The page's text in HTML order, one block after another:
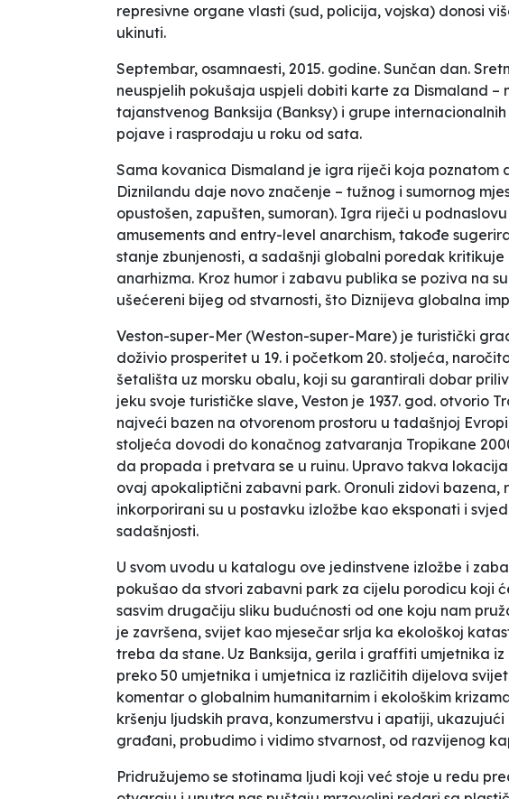
represivne organe vlasti (sud, policija, vojska) donosi
ukinuti.
Septembar, osamnaesti, 2015. godine. Sun­čan dan.
neuspjelih pokušaja uspjeli dobiti karte za Dismaland –
tajanstvenog Banksija (Banksy) i grupe
pojave i rasprodaju u roku od sata.
Sama kovanica Dismaland je igra riječi koja poznatom
Diznilandu daje novo značenje – tužnog i sumornog
opustošen, zapušten, sumoran). Igra riječi u podnaslovu
amusements and entry-level anarchism, takođe
stanje zbunjenosti, a sadašnji globalni poredak
anarhizma. Kroz humor i zabavu publika se poziva na
ušećereni bijeg od stvarnosti, što Diznijeva globalna
Veston-super-Mer (Weston-super-Mare) je turistički
doživio prosperitet u 19. i početkom 20. stoljeća,
šetališta uz morsku obalu, koji su garantirali dobar
jeku svoje turističke slave, Veston je 1937. god. otvorio
najveći bazen na otvorenom prostoru u tadašnjoj
stoljeća dovodi do konačnog zatvaranja Tropikane
da propada i pretvara se u ruinu. Upravo takva
ovaj apokaliptični zabavni park. Oronuli zidovi
inkorporirani su u postavku izložbe kao eksponati i
sadašnjosti.
U svom uvodu u katalogu ove jedinstvene izložbe i
pokušao da stvori zabavni park za cijelu porodicu koji
sasvim drugačiju sliku budućnosti od one koju nam
je završena, svijet kao mjesečar srlja ka ekološkoj
treba da stane. Uz Banksija, gerila i graffiti umjetnika
preko 50 umjetnika i um­jetnica iz različitih dijelova
komentar o globalnim humanitarnim i ekološkim
kršenju ljudskih prava, konzumerstvu i apatiji,
građani, probudimo i vidimo stvar­nost, od razvijenog
Pridružujemo se stotinama ljudi koji već stoje u redu